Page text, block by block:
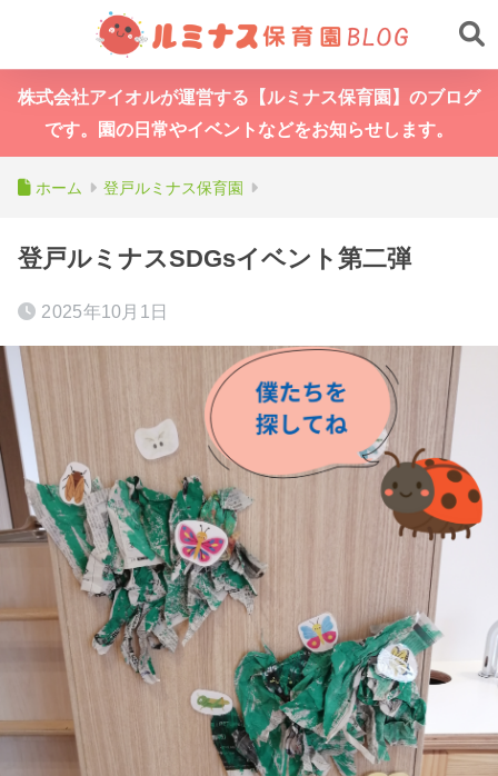
株式会社アイオルが運営する【ルミナス保育園】のブログ
です。園の日常やイベントなどをお知らせします。
ホーム 登戸ルミナス保育園
登戸ルミナスSDGsイベント第二弾
2025年10月1日